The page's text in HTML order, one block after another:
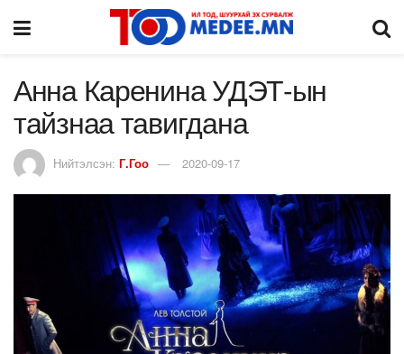
Анна Каренина УДЭТ-ын
тайзнаа тавигдана
Нийтэлсэн: Г.Гоо 2020-09-17